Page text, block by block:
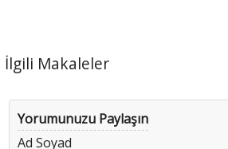
İlgili Makaleler
Yorumunuzu Paylaşın
Ad Soyad